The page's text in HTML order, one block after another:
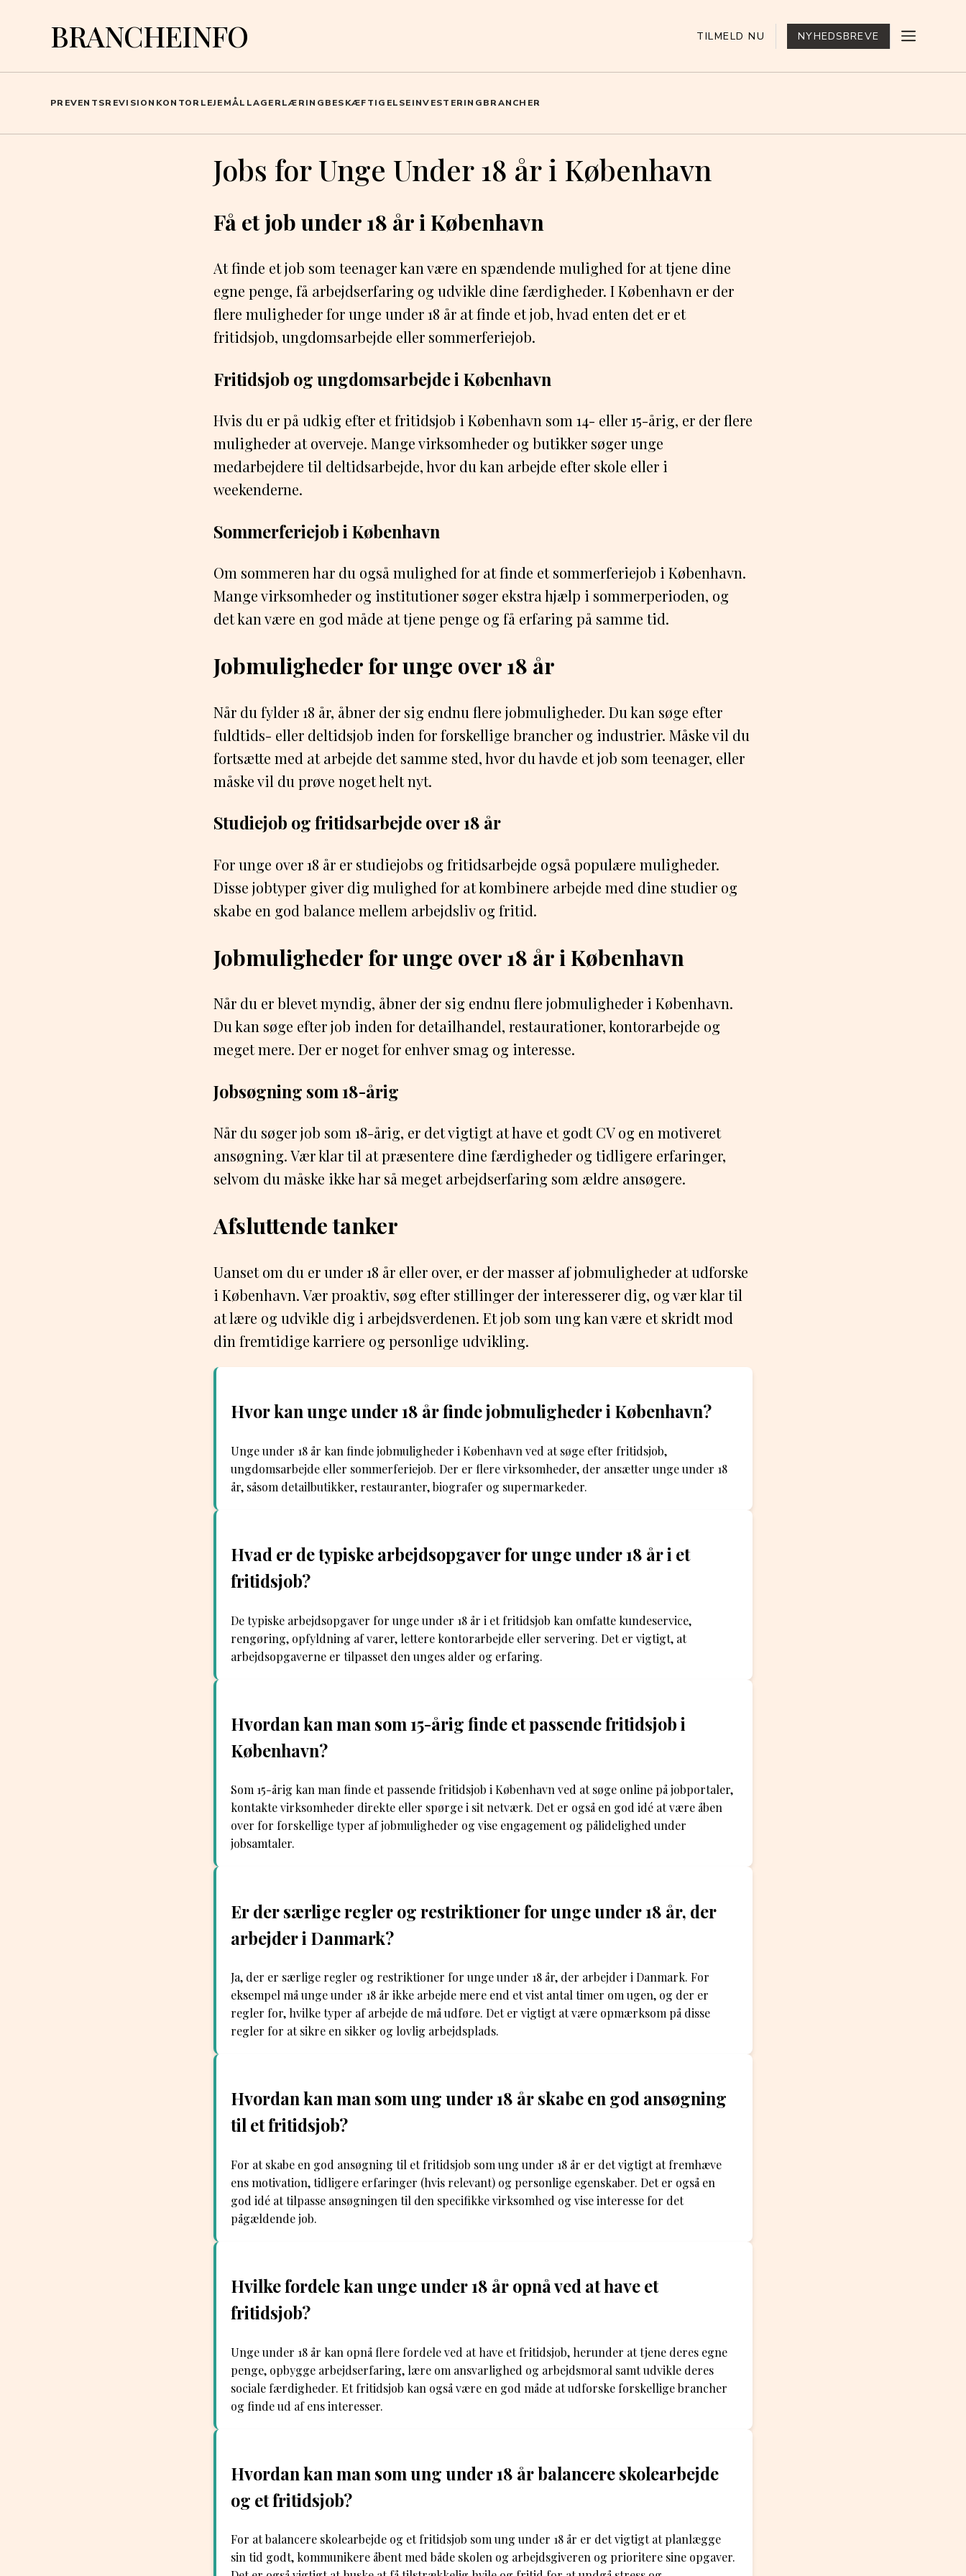
BRANCHEINFO TILMELD NU NYHEDSBREVE
PREVENTSREVISION KONTORLEJEMÅL LAGERLÆRINGBESKÆFTIGELSEINVESTERINGBRANCHER
Jobs for Unge Under 18 år i København
Få et job under 18 år i København
At finde et job som teenager kan være en spændende mulighed for at tjene dine
egne penge, få arbejdserfaring og udvikle dine færdigheder. I København er der
flere muligheder for unge under 18 år at finde et job, hvad enten det er et
fritidsjob, ungdomsarbejde eller sommerferiejob.
Fritidsjob og ungdomsarbejde i København
Hvis du er på udkig efter et fritidsjob i København som 14- eller 15-årig, er der flere
muligheder at overveje. Mange virksomheder og butikker søger unge
medarbejdere til deltidsarbejde, hvor du kan arbejde efter skole eller i
weekenderne.
Sommerferiejob i København
Om sommeren har du også mulighed for at finde et sommerferiejob i København.
Mange virksomheder og institutioner søger ekstra hjælp i sommerperioden, og
det kan være en god måde at tjene penge og få erfaring på samme tid.
Jobmuligheder for unge over 18 år
Når du fylder 18 år, åbner der sig endnu flere jobmuligheder. Du kan søge efter
fuldtids- eller deltidsjob inden for forskellige brancher og industrier. Måske vil du
fortsætte med at arbejde det samme sted, hvor du havde et job som teenager, eller
måske vil du prøve noget helt nyt.
Studiejob og fritidsarbejde over 18 år
For unge over 18 år er studiejobs og fritidsarbejde også populære muligheder.
Disse jobtyper giver dig mulighed for at kombinere arbejde med dine studier og
skabe en god balance mellem arbejdsliv og fritid.
Jobmuligheder for unge over 18 år i København
Når du er blevet myndig, åbner der sig endnu flere jobmuligheder i København.
Du kan søge efter job inden for detailhandel, restaurationer, kontorarbejde og
meget mere. Der er noget for enhver smag og interesse.
Jobsøgning som 18-årig
Når du søger job som 18-årig, er det vigtigt at have et godt CV og en motiveret
ansøgning. Vær klar til at præsentere dine færdigheder og tidligere erfaringer,
selvom du måske ikke har så meget arbejdserfaring som ældre ansøgere.
Afsluttende tanker
Uanset om du er under 18 år eller over, er der masser af jobmuligheder at udforske
i København. Vær proaktiv, søg efter stillinger der interesserer dig, og vær klar til
at lære og udvikle dig i arbejdsverdenen. Et job som ung kan være et skridt mod
din fremtidige karriere og personlige udvikling.
Hvor kan unge under 18 år finde jobmuligheder i København?
Unge under 18 år kan finde jobmuligheder i København ved at søge efter fritidsjob,
ungdomsarbejde eller sommerferiejob. Der er flere virksomheder, der ansætter unge under 18
år, såsom detailbutikker, restauranter, biografer og supermarkeder.
Hvad er de typiske arbejdsopgaver for unge under 18 år i et
fritidsjob?
De typiske arbejdsopgaver for unge under 18 år i et fritidsjob kan omfatte kundeservice,
rengøring, opfyldning af varer, lettere kontorarbejde eller servering. Det er vigtigt, at
arbejdsopgaverne er tilpasset den unges alder og erfaring.
Hvordan kan man som 15-årig finde et passende fritidsjob i
København?
Som 15-årig kan man finde et passende fritidsjob i København ved at søge online på jobportaler,
kontakte virksomheder direkte eller spørge i sit netværk. Det er også en god idé at være åben
over for forskellige typer af jobmuligheder og vise engagement og pålidelighed under
jobsamtaler.
Er der særlige regler og restriktioner for unge under 18 år, der
arbejder i Danmark?
Ja, der er særlige regler og restriktioner for unge under 18 år, der arbejder i Danmark. For
eksempel må unge under 18 år ikke arbejde mere end et vist antal timer om ugen, og der er
regler for, hvilke typer af arbejde de må udføre. Det er vigtigt at være opmærksom på disse
regler for at sikre en sikker og lovlig arbejdsplads.
Hvordan kan man som ung under 18 år skabe en god ansøgning
til et fritidsjob?
For at skabe en god ansøgning til et fritidsjob som ung under 18 år er det vigtigt at fremhæve
ens motivation, tidligere erfaringer (hvis relevant) og personlige egenskaber. Det er også en
god idé at tilpasse ansøgningen til den specifikke virksomhed og vise interesse for det
pågældende job.
Hvilke fordele kan unge under 18 år opnå ved at have et
fritidsjob?
Unge under 18 år kan opnå flere fordele ved at have et fritidsjob, herunder at tjene deres egne
penge, opbygge arbejdserfaring, lære om ansvarlighed og arbejdsmoral samt udvikle deres
sociale færdigheder. Et fritidsjob kan også være en god måde at udforske forskellige brancher
og finde ud af ens interesser.
Hvordan kan man som ung under 18 år balancere skolearbejde
og et fritidsjob?
For at balancere skolearbejde og et fritidsjob som ung under 18 år er det vigtigt at planlægge
sin tid godt, kommunikere åbent med både skolen og arbejdsgiveren og prioritere sine opgaver.